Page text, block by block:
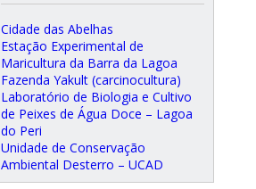
Cidade das Abelhas
Estação Experimental de
Maricultura da Barra da Lagoa
Fazenda Yakult (carcinocultura)
Laboratório de Biologia e Cultivo
de Peixes de Água Doce – Lagoa
do Peri
Unidade de Conservação
Ambiental Desterro – UCAD